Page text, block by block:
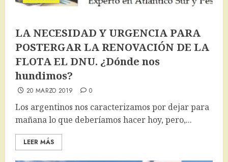
LA NECESIDAD Y URGENCIA PARA
POSTERGAR LA RENOVACIÓN DE LA
FLOTA EL DNU. ¿Dónde nos
hundimos?
20 MARZO 2019 0
Los argentinos nos caracterizamos por dejar para
mañana lo que deberíamos hacer hoy, pero,...
LEER MÁS